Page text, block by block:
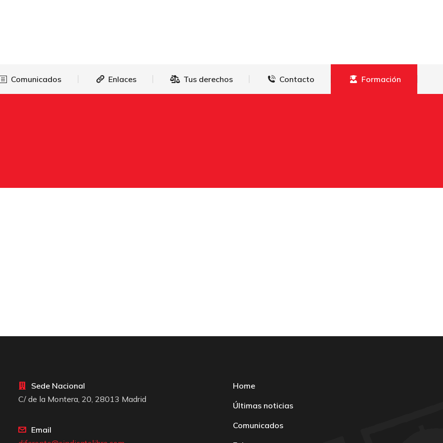
Comunicados Enlaces Tus derechos Contacto Formación
Sede Nacional
C/ de la Montera, 20, 28013 Madrid
Email
Home
Últimas noticias
Comunicados